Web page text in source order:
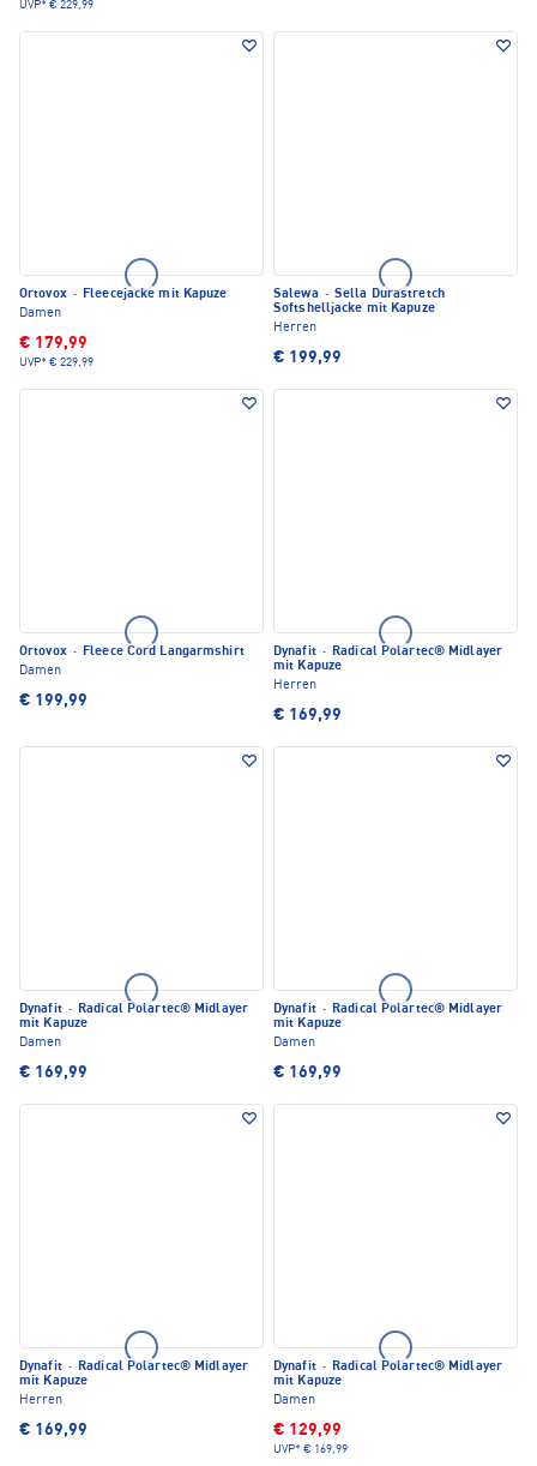
UVP* € 229,99
Ortovox · Fleecejacke mit Kapuze
Damen
€ 179,99
UVP* € 229,99
Salewa · Sella Durastretch
Softshelljacke mit Kapuze
Herren
€ 199,99
Ortovox · Fleece Cord Langarmshirt
Damen
€ 199,99
Dynafit · Radical Polartec® Midlayer
mit Kapuze
Herren
€ 169,99
Dynafit · Radical Polartec® Midlayer
mit Kapuze
Damen
€ 169,99
Dynafit · Radical Polartec® Midlayer
mit Kapuze
Damen
€ 169,99
Dynafit · Radical Polartec® Midlayer
mit Kapuze
Herren
€ 169,99
Dynafit · Radical Polartec® Midlayer
mit Kapuze
Damen
€ 129,99
UVP* € 169,99